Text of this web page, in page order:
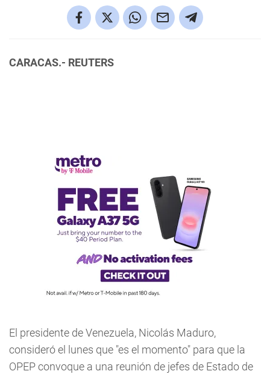
CARACAS.- REUTERS
El presidente de Venezuela, Nicolás Maduro,
consideró el lunes que "es el momento" para que la
OPEP convoque a una reunión de jefes de Estado de